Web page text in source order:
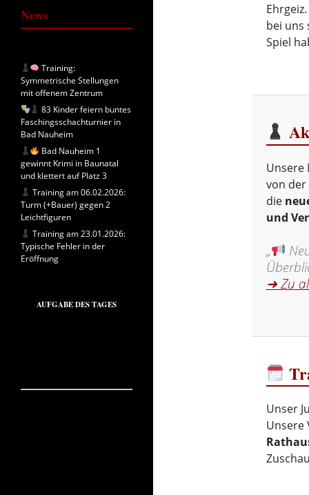
bei uns
Spiel
Unsere
von der
die
und
„
➜ Zu
Unser
Unsere
News
Training:
Symmetrische Stellungen
mit offenem Zentrum
83 Kinder feiern buntes
Faschingsschachturnier in
Bad Nauheim
Bad Nauheim 1
gewinnt Krimi in Baunatal
und klettert auf Platz 3
Training am 06.02.2026:
Turm (+Bauer) gegen 2
Leichtfiguren
Training am 23.01.2026:
Typische Fehler in der
Eröffnung
AUFGABE DES TAGES